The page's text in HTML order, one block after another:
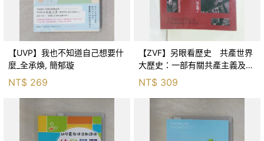
【UVP】我也不知道自己想要什
麼_全承煥, 簡郁璇
NT$ 269
【ZVF】另眼看歷史 共產世界
大歷史：一部有關共產主義及共
產黨兩百年的興衰史_呂正理
NT$ 309